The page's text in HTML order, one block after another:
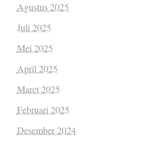
Agustus 2025
Juli 2025
Mei 2025
April 2025
Maret 2025
Februari 2025
Desember 2024